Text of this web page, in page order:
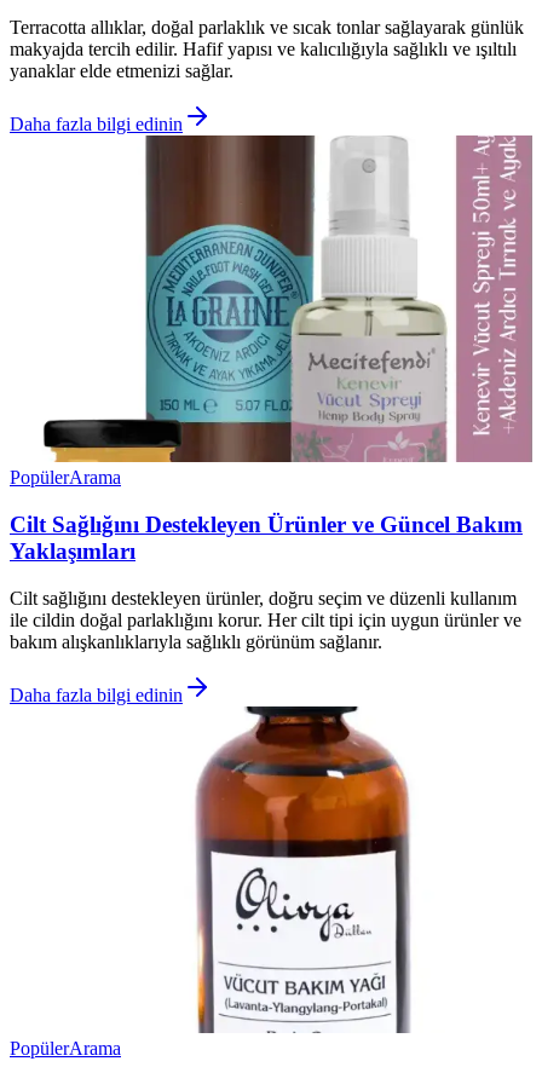
Terracotta allıklar, doğal parlaklık ve sıcak tonlar sağlayarak günlük
makyajda tercih edilir. Hafif yapısı ve kalıcılığıyla sağlıklı ve ışıltılı
yanaklar elde etmenizi sağlar.
Daha fazla bilgi edinin
PopülerArama
Cilt Sağlığını Destekleyen Ürünler ve Güncel Bakım
Yaklaşımları
Cilt sağlığını destekleyen ürünler, doğru seçim ve düzenli kullanım
ile cildin doğal parlaklığını korur. Her cilt tipi için uygun ürünler ve
bakım alışkanlıklarıyla sağlıklı görünüm sağlanır.
Daha fazla bilgi edinin
PopülerArama